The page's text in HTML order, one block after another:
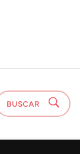
BUSCAR